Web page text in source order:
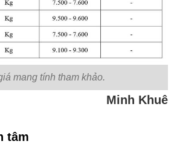
mang tính tham khảo.
Minh Khuê
tâm